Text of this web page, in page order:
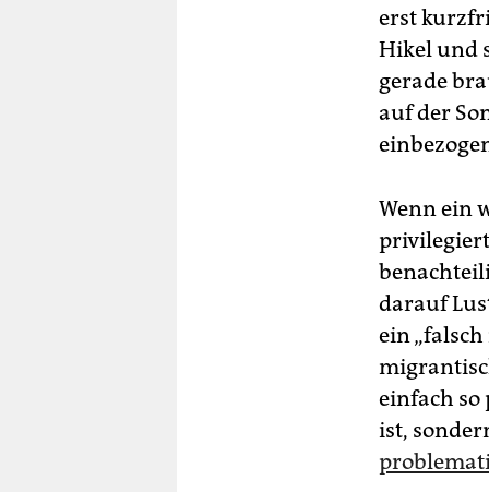
erst
Hikel und
gerade
auf der
Wenn ein
darauf
ein
einfach
ist,